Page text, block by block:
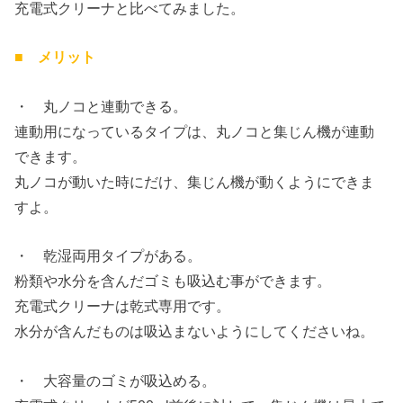
充電式クリーナと比べてみました。
■ メリット
・ 丸ノコと連動できる。
連動用になっているタイプは、丸ノコと集じん機が連動
できます。
丸ノコが動いた時にだけ、集じん機が動くようにできま
すよ。
・ 乾湿両用タイプがある。
粉類や水分を含んだゴミも吸込む事ができます。
充電式クリーナは乾式専用です。
水分が含んだものは吸込まないようにしてくださいね。
・ 大容量のゴミが吸込める。